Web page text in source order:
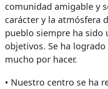
comunidad amigable y
carácter y la atmósfera
pueblo siempre ha sido
objetivos. Se ha
mucho por hacer.
• Nuestro centro se ha